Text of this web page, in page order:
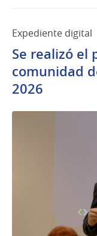
Expediente digital
Se realizó el
comunidad
2026